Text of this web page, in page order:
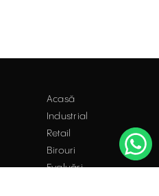
Acasă
Industrial
Retail
Birouri
Evaluări